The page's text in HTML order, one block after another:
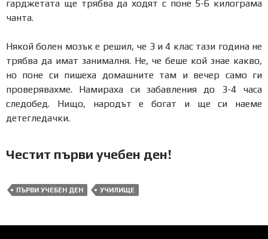
гарджетата ще трябва да ходят с поне 5-6 килограма
чанта.
Някой болен мозък е решил, че 3 и 4 клас тази година не
трябва да имат занималня. Не, че беше кой знае какво,
но поне си пишеха домашните там и вечер само ги
проверявахме. Намираха си забавления до 3-4 часа
следобед. Нищо, народът е богат и ще си наеме
детегледачки.
Честит първи учебен ден!
ПЪРВИ УЧЕБЕН ДЕН УЧИЛИЩЕ